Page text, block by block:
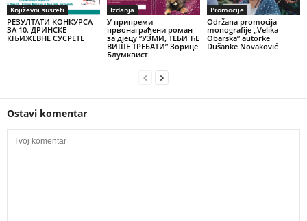
Književni susreti
РЕЗУЛТАТИ КОНКУРСА
ЗА 10. ДРИНСКЕ
КЊИЖЕВНЕ СУСРЕТЕ
Izdanja
У припреми
првонаграђени роман
за дјецу ”УЗМИ, ТЕБИ ЋЕ
ВИШЕ ТРЕБАТИ” Зорице
Блумквист
Promocije
Održana promocija
monografije „Velika
Obarska” autorke
Dušanke Novaković
Ostavi komentar